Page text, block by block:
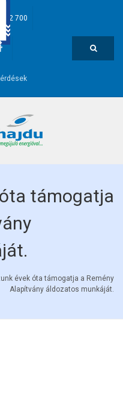
700
támogatja
évek óta támogatja a Remény
Alapítvány áldozatos munkáját.